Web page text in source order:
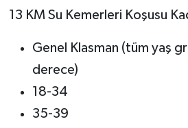
13 KM Su Kemerleri Koşusu
Genel Klasman (tüm yaş
derece)
18-34
35-39